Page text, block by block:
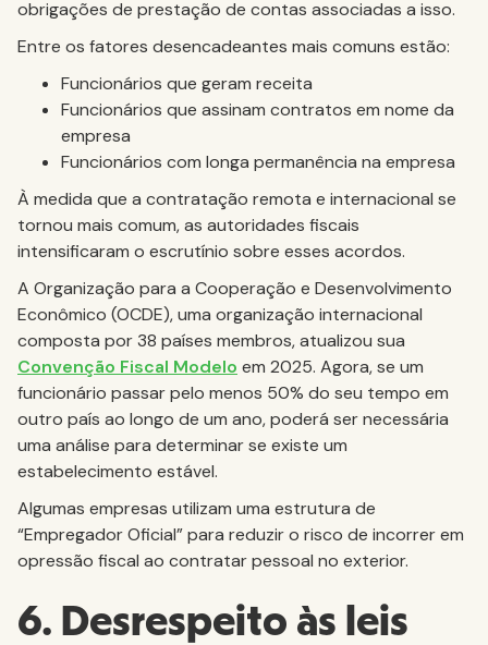
obrigações de prestação de contas associadas a isso.
Entre os fatores desencadeantes mais comuns estão:
Funcionários que geram receita
Funcionários que assinam contratos em nome da
empresa
Funcionários com longa permanência na empresa
À medida que a contratação remota e internacional se
tornou mais comum, as autoridades fiscais
intensificaram o escrutínio sobre esses acordos.
A Organização para a Cooperação e Desenvolvimento
Econômico (OCDE), uma organização internacional
composta por 38 países membros, atualizou sua
Convenção Fiscal Modelo em 2025. Agora, se um
funcionário passar pelo menos 50% do seu tempo em
outro país ao longo de um ano, poderá ser necessária
uma análise para determinar se existe um
estabelecimento estável.
Algumas empresas utilizam uma estrutura de
“Empregador Oficial” para reduzir o risco de incorrer em
opressão fiscal ao contratar pessoal no exterior.
6. Desrespeito às leis